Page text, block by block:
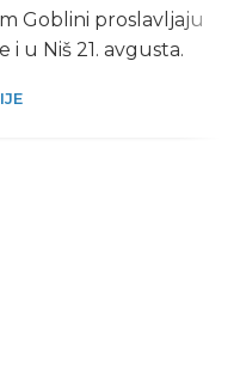
Goblini proslavljaju
i u Niš 21. avgusta.